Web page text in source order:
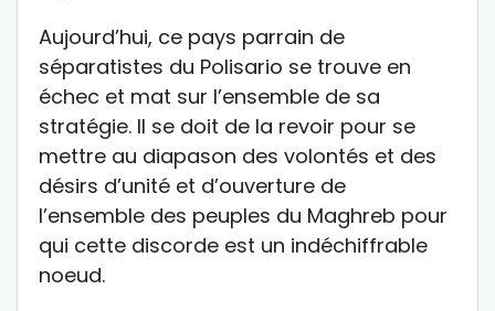
Aujourd’hui, ce pays parrain de
séparatistes du Polisario se trouve en
échec et mat sur l’ensemble de sa
stratégie. Il se doit de la revoir pour se
mettre au diapason des volontés et des
désirs d’unité et d’ouverture de
l’ensemble des peuples du Maghreb pour
qui cette discorde est un indéchiffrable
noeud.